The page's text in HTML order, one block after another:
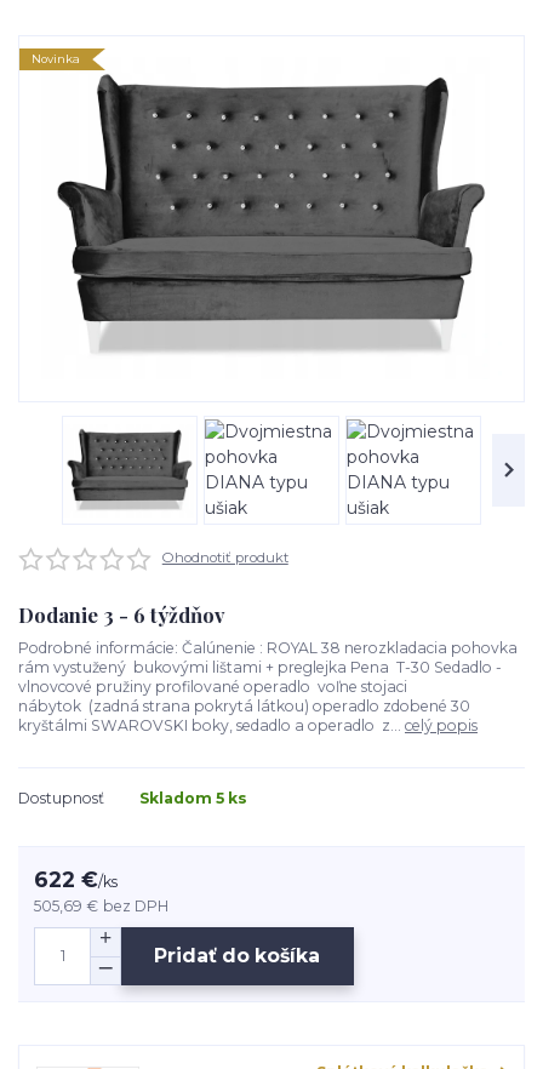
Novinka
Ohodnotiť produkt
Dodanie 3 - 6 týždňov
Podrobné informácie: Čalúnenie : ROYAL 38 nerozkladacia pohovka
rám vystužený bukovými lištami + preglejka Pena T-30 Sedadlo -
vlnovcové pružiny profilované operadlo voľne stojaci
nábytok (zadná strana pokrytá látkou) operadlo zdobené 30
kryštálmi SWAROVSKI boky, sedadlo a operadlo z... celý popis
Dostupnosť Skladom 5 ks
622 €/ks
505,69 € bez DPH
Pridať do košíka